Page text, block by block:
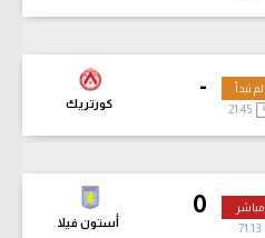
-
كورتريك
لم تبدأ
21:45
0
أستون فيلا
مباشر
71:13